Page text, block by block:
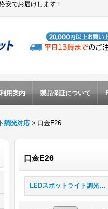
安でお届けします！
用案内 製品保証について
調光対応 > 口金E26
口金E26
LEDスポットライト調光対応 (全商品)